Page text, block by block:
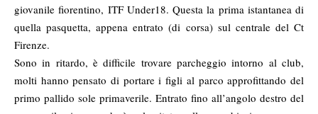
giovanile fiorentino, ITF Under18. Questa la prima istantanea di
quella pasquetta, appena entrato (di corsa) sul centrale del Ct
Firenze.
Sono in ritardo, è difficile trovare parcheggio intorno al club,
molti hanno pensato di portare i figli al parco approfittando del
primo pallido sole primaverile. Entrato fino all’angolo destro del